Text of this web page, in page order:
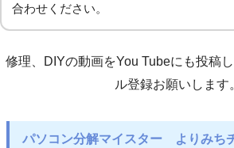
合わせください。
修理、DIYの動画をYou Tubeにも投稿
ル登録お願いします
パソコン分解マイスター よりみち